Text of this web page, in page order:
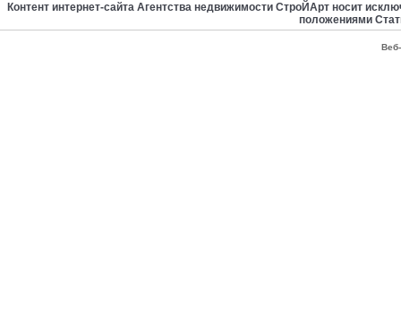
Контент интернет-сайта Агентства недвижимости СтроЙАрт носит
положениями